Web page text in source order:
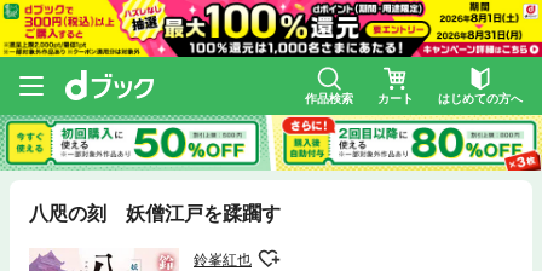
作品検索 カート はじめての方へ
八咫の刻 妖僧江戸を蹂躙す
鈴峯紅也